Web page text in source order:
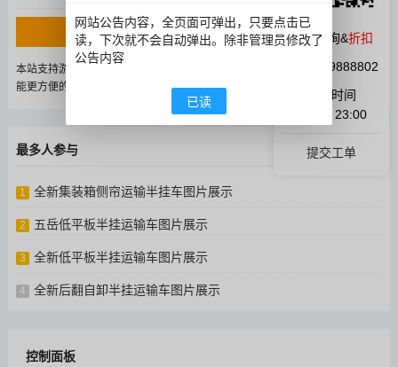
登录 立即注册
本站支持游客发帖/提问/回复，但我们仍建议您注册登录后使用相关功能，这
能更方便的管理自己发布过的内容。
最多人参与
1 全新集装箱侧帘运输半挂车图片展示
2 五岳低平板半挂运输车图片展示
3 全新低平板半挂运输车图片展示
4 全新后翻自卸半挂运输车图片展示
控制面板
微信咨询&折扣
QQ:1059888802
在线时间
9:00 ~ 23:00
提交工单
网站公告内容，全页面可弹出，只要点击已
读，下次就不会自动弹出。除非管理员修改了
公告内容
已读